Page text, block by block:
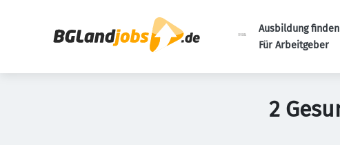
Ausbildung finden
Für Arbeitgeber
2